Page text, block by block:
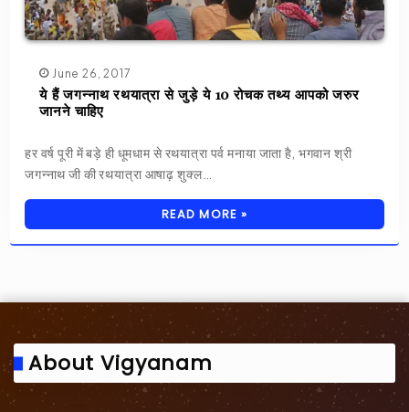
June 26, 2017
ये हैं जगन्नाथ रथयात्रा से जुड़े ये 10 रोचक तथ्य आपको जरुर
जानने चाहिए
हर वर्ष पूरी में बड़े ही धूमधाम से रथयात्रा पर्व मनाया जाता है, भगवान श्री
जगन्नाथ जी की रथयात्रा आषाढ़ शुक्ल…
READ MORE »
About Vigyanam